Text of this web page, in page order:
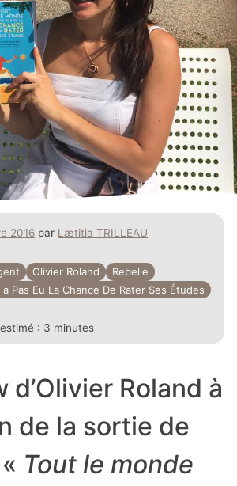
2016 par Lætitia TRILLEAU
Olivier Roland
Rebelle
Pas Eu La Chance De Rater Ses Études
: 3 minutes
Roland à
de la sortie de
Tout le monde